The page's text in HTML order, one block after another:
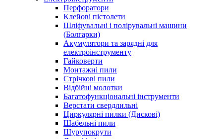
Перфоратори
Клейові пістолети
Шліфувальні і полірувальні машини
(Болгарки)
Акумулятори та зарядні для
електроінструменту
Гайковерти
Монтажні пили
Стрічкові пили
Відбійні молотки
Багатофункціональні інструменти
Верстати свердлильні
Циркулярні пилки (Дискові)
Шабельні пили
Шурупокрути